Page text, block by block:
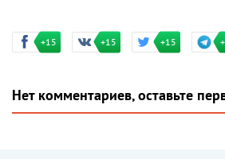
+15 +15 +15
Нет комментариев, оставьте